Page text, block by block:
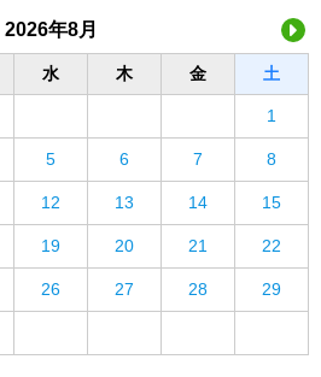
2026年8月
水 木 金 土
1
5 6 7 8
12 13 14 15
19 20 21 22
26 27 28 29